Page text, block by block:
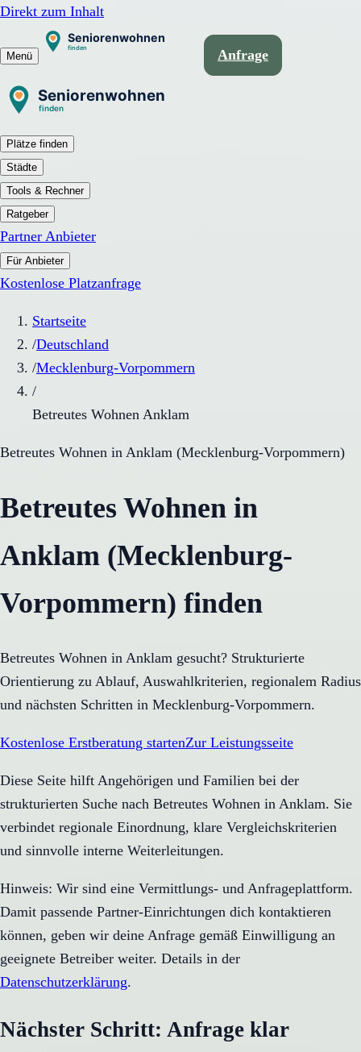
Direkt zum Inhalt
Menü Anfrage
Plätze finden
Städte
Tools & Rechner
Ratgeber
Partner Anbieter
Für Anbieter
Kostenlose Platzanfrage
Startseite
/Deutschland
/Mecklenburg-Vorpommern
/
Betreutes Wohnen Anklam
Betreutes Wohnen in Anklam (Mecklenburg-Vorpommern)
Betreutes Wohnen in
Anklam (Mecklenburg-
Vorpommern) finden
Betreutes Wohnen in Anklam gesucht? Strukturierte
Orientierung zu Ablauf, Auswahlkriterien, regionalem Radius
und nächsten Schritten in Mecklenburg-Vorpommern.
Kostenlose Erstberatung startenZur Leistungsseite
Diese Seite hilft Angehörigen und Familien bei der
strukturierten Suche nach Betreutes Wohnen in Anklam. Sie
verbindet regionale Einordnung, klare Vergleichskriterien
und sinnvolle interne Weiterleitungen.
Hinweis: Wir sind eine Vermittlungs- und Anfrageplattform.
Damit passende Partner-Einrichtungen dich kontaktieren
können, geben wir deine Anfrage gemäß Einwilligung an
geeignete Betreiber weiter. Details in der
Datenschutzerklärung.
Nächster Schritt: Anfrage klar